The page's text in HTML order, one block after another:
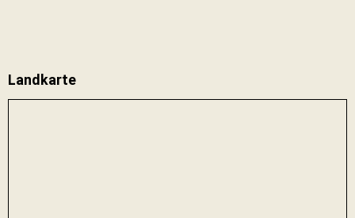
Landkarte